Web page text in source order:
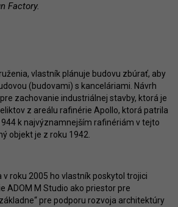
Factory.
vlastník plánuje budovu zbúrať, aby
(budovami) s kanceláriami. Návrh
zachovanie industriálnej stavby, ktorá je
z areálu rafinérie Apollo, ktorá patrila
k najvýznamnejším rafinériám v tejto
objekt je z roku 1942.
v roku 2005 ho vlastník poskytol trojici
ADOM M Studio ako priestor pre
pre podporu rozvoja architektúry